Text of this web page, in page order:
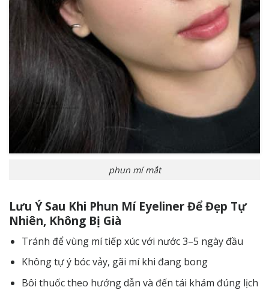
phun mí mắt
Lưu Ý Sau Khi Phun Mí Eyeliner Để Đẹp Tự
Nhiên, Không Bị Già
Tránh để vùng mí tiếp xúc với nước 3–5 ngày đầu
Không tự ý bóc vảy, gãi mí khi đang bong
Bôi thuốc theo hướng dẫn và đến tái khám đúng lịch